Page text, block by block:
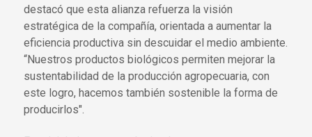
destacó que esta alianza refuerza la visión
estratégica de la compañía, orientada a aumentar la
eficiencia productiva sin descuidar el medio ambiente.
“Nuestros productos biológicos permiten mejorar la
sustentabilidad de la producción agropecuaria, con
este logro, hacemos también sostenible la forma de
producirlos".